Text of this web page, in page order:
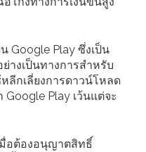
Google Play ซึ่งเป็น
างเป็นทางการสำหรับ
ลีกเลี่ยงการดาวน์โหลด
Play เว้นแต่จะ
อต้องอนุญาตสิทธิ์